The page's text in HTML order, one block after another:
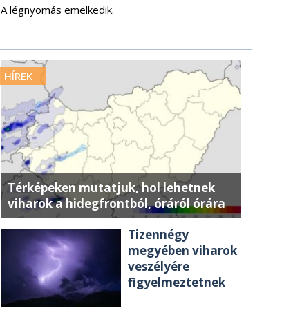
A légnyomás emelkedik.
HÍREK
Térképeken mutatjuk, hol lehetnek
viharok a hidegfrontból, óráról órára
Tizennégy
megyében viharok
veszélyére
figyelmeztetnek